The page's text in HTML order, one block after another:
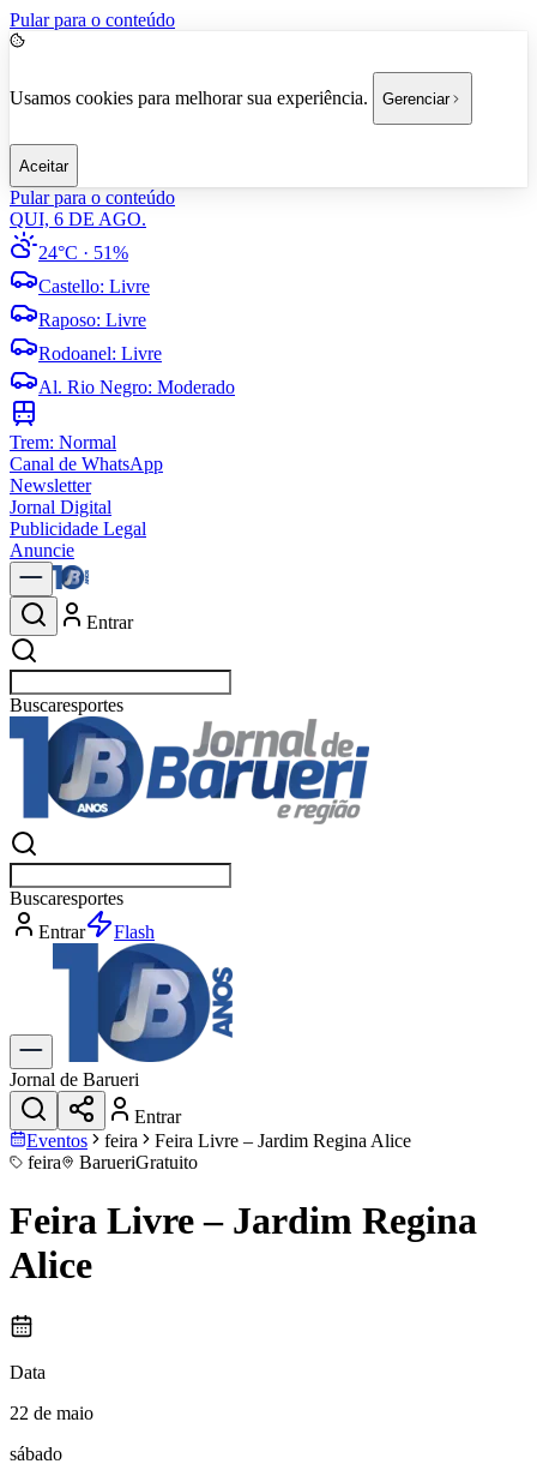
Pular para o conteúdo
Usamos cookies para melhorar sua experiência. Gerenciar
Aceitar
Pular para o conteúdo
QUI, 6 DE AGO.
24°C · 51%
Castello: Livre
Raposo: Livre
Rodoanel: Livre
Al. Rio Negro: Moderado
Trem: Normal
Canal de WhatsApp
Newsletter
Jornal Digital
Publicidade Legal
Anuncie
Entrar
Buscaresport
Buscaresporte
Entrar
Flash
Jornal de Barueri
Entrar
Eventos
feira
Feira Livre – Jardim Regina Alice
feira
BarueriGratuito
Feira Livre – Jardim Regina
Alice
Data
22 de maio
sábado